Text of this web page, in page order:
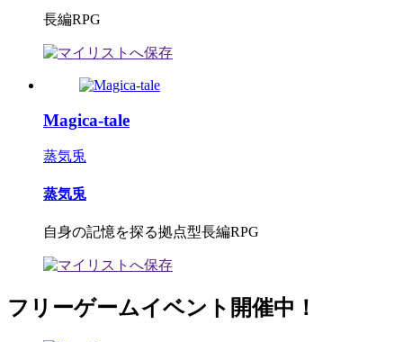
長編RPG
Magica-tale
蒸気兎
蒸気兎
自身の記憶を探る拠点型長編RPG
フリーゲームイベント開催中！